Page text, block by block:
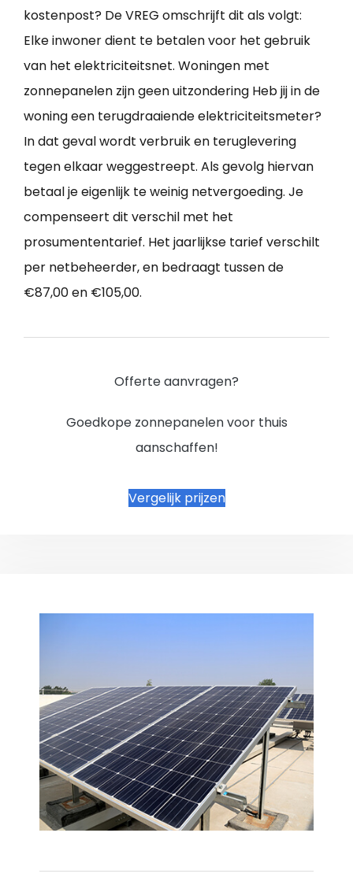
kostenpost? De VREG omschrijft dit als volgt:
Elke inwoner dient te betalen voor het gebruik
van het elektriciteitsnet. Woningen met
zonnepanelen zijn geen uitzondering Heb jij in de
woning een terugdraaiende elektriciteitsmeter?
In dat geval wordt verbruik en teruglevering
tegen elkaar weggestreept. Als gevolg hiervan
betaal je eigenlijk te weinig netvergoeding. Je
compenseert dit verschil met het
prosumententarief. Het jaarlijkse tarief verschilt
per netbeheerder, en bedraagt tussen de
€87,00 en €105,00.
Offerte aanvragen?
Goedkope zonnepanelen voor thuis
aanschaffen!
Vergelijk prijzen